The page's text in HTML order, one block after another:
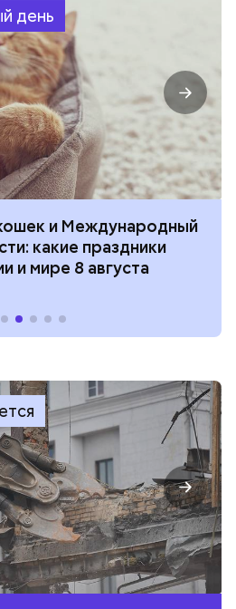
день
и Международный
какие праздники
и мире 8 августа